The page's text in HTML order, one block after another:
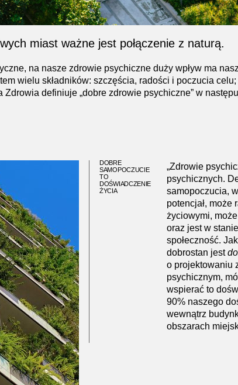
miast ważne jest połączenie z naturą.
na nasze zdrowie psychiczne duży wpływ ma
wielu składników: szczęścia, radości i poczucia
definiuje „dobre zdrowie psychiczne” w
DOBRE
SAMOPOCZUCIE
TO
DOŚWIADCZENIE
ŻYCIA
„Zdrowie
psychicznych.
samopoczucia,
potencjał, może
życiowymi,
oraz jest w
społeczność.
dobrostan jest
o projektowaniu
psychicznym,
wspierać to
90% naszego
wewnątrz
obszarach